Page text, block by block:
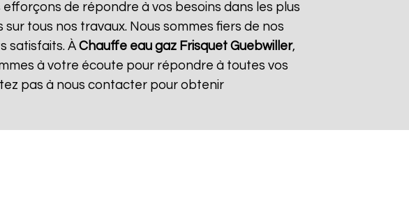
de répondre à vos besoins dans les plus
tous nos travaux. Nous sommes fiers de nos
satisfaits. ÀChauffe eau gaz Frisquet Guebwiller,
à votre écoute pour répondre à toutes vos
pas à nous contacter pour obtenir